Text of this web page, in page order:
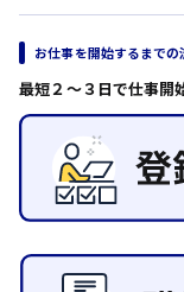
経営企画
レジ
ホール
洗い場
営業
ラウンダー営業
ルート営業
その他の専門職
施設管理・整備
お仕事を開始するまでの
最短２〜３日で仕事開